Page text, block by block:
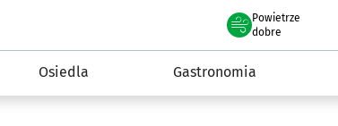
Powietrze
we Wrocławiu
dobre
Osiedla Gastronomia